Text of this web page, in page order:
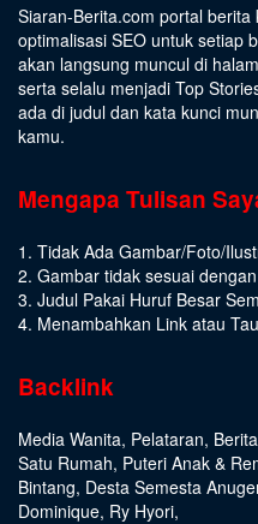
Siaran-Berita.com portal
optimalisasi SEO untuk setiap
akan langsung muncul di
serta selalu menjadi Top
ada di judul dan kata kunci
kamu.
Mengapa Tulisan
1. Tidak Ada Gambar/Foto/
2. Gambar tidak sesuai
3. Judul Pakai Huruf Besar
4. Menambahkan Link atau
Backlink
Media Wanita, Pelataran,
Satu Rumah, Puteri Anak &
Bintang, Desta Semesta
Dominique, Ry Hyori,